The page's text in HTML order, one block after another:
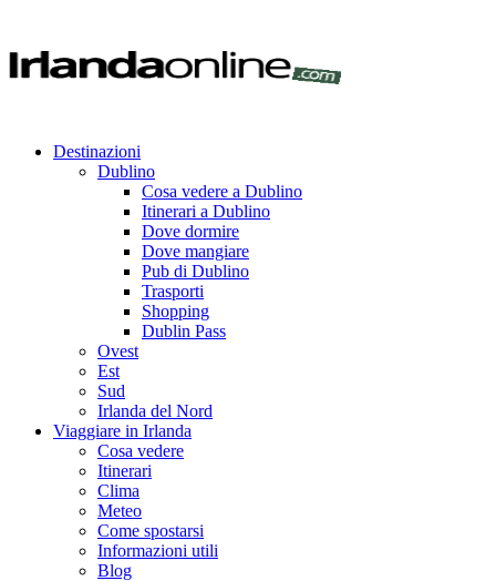
Destinazioni
Dublino
Cosa vedere a Dublino
Itinerari a Dublino
Dove dormire
Dove mangiare
Pub di Dublino
Trasporti
Shopping
Dublin Pass
Ovest
Est
Sud
Irlanda del Nord
Viaggiare in Irlanda
Cosa vedere
Itinerari
Clima
Meteo
Come spostarsi
Informazioni utili
Blog